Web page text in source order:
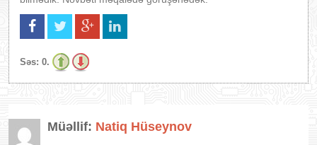
Səs: 0.
Müəllif: Natiq Hüseynov